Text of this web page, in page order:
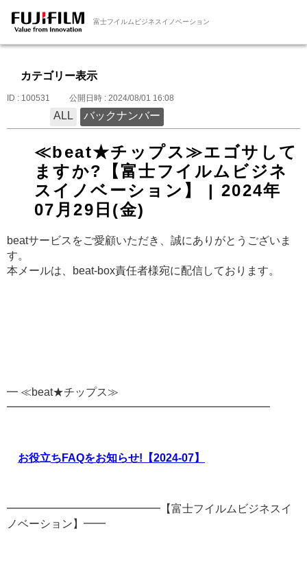
富士フイルムビジネスイノベーション
カテゴリー表示
ID : 100531 公開日時 : 2024/08/01 16:08
ALL バックナンバー
≪beat★チップス≫エゴサして
ますか?【富士フイルムビジネ
スイノベーション】 | 2024年
07月29日(金)
beatサービスをご愛顧いただき、誠にありがとうございま
す。
本メールは、beat-box責任者様宛に配信しております。
━ ≪beat★チップス≫
━━━━━━━━━━━━━━━━━━━━━━━━
お役立ちFAQをお知らせ!【2024-07】
━━━━━━━━━━━━━━【富士フイルムビジネスイ
ノベーション】━━